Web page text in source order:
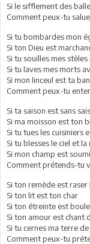
Si le sifflement des
Comment peux-tu
Si tu bombardes mon
Si ton Dieu est
Si tu souilles mes
Si tu laves mes morts
Si mon linceul est ta
Comment peux-tu
Si ta saison est sans
Si ma moisson est ton
Si tu tues les cuisiniers
Si tu blesses le ciel et la
Si mon champ est
Comment prétends-tu
Si ton remède est
Si ton lit est ton char
Si ton étreinte est
Si ton amour est chant
Si tu cernes ma terre
Comment peux-tu